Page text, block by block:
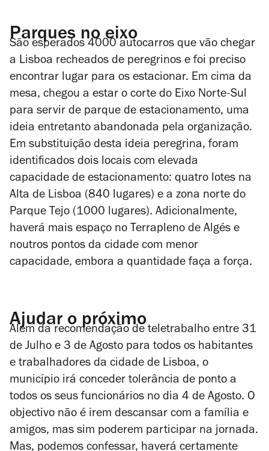
Parques no eixo
São esperados 4000 autocarros que vão chegar
a Lisboa recheados de peregrinos e foi preciso
encontrar lugar para os estacionar. Em cima da
mesa, chegou a estar o corte do Eixo Norte-Sul
para servir de parque de estacionamento, uma
ideia entretanto abandonada pela organização.
Em substituição desta ideia peregrina, foram
identificados dois locais com elevada
capacidade de estacionamento: quatro lotes na
Alta de Lisboa (840 lugares) e a zona norte do
Parque Tejo (1000 lugares). Adicionalmente,
haverá mais espaço no Terrapleno de Algés e
noutros pontos da cidade com menor
capacidade, embora a quantidade faça a força.
Ajudar o próximo
Além da recomendação de teletrabalho entre 31
de Julho e 3 de Agosto para todos os habitantes
e trabalhadores da cidade de Lisboa, o
município irá conceder tolerância de ponto a
todos os seus funcionários no dia 4 de Agosto. O
objectivo não é irem descansar com a família e
amigos, mas sim poderem participar na jornada.
Mas, podemos confessar, haverá certamente